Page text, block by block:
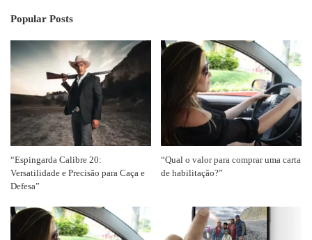
Popular Posts
“Espingarda Calibre 20:
Versatilidade e Precisão para Caça e
Defesa”
“Qual o valor para comprar uma carta
de habilitação?”